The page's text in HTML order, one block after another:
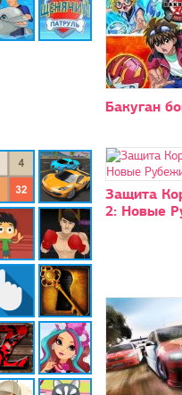
Бакуган
Защита
2: Новые